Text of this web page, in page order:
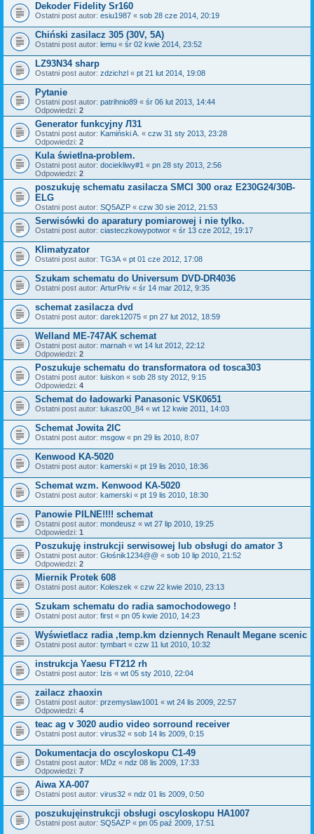
Dekoder Fidelity Sr160
Ostatni post autor: esiu1987 « sob 28 cze 2014, 20:19
Chiński zasilacz 305 (30V, 5A)
Ostatni post autor: lemu « śr 02 kwie 2014, 23:52
LZ93N34 sharp
Ostatni post autor: zdzichzl « pt 21 lut 2014, 19:08
Pytanie
Ostatni post autor: patrihnio89 « śr 06 lut 2013, 14:44
Odpowiedzi: 2
Generator funkcyjny Л31
Ostatni post autor: Kamiński A. « czw 31 sty 2013, 23:28
Odpowiedzi: 2
Kula świetlna-problem.
Ostatni post autor: dociekliwy#1 « pn 28 sty 2013, 2:56
Odpowiedzi: 2
poszukuję schematu zasilacza SMCI 300 oraz E230G24/30B-
ELG
Ostatni post autor: SQ5AZP « czw 30 sie 2012, 21:53
Serwisówki do aparatury pomiarowej i nie tylko.
Ostatni post autor: ciasteczkowypotwor « śr 13 cze 2012, 19:17
Klimatyzator
Ostatni post autor: TG3A « pt 01 cze 2012, 17:08
Szukam schematu do Universum DVD-DR4036
Ostatni post autor: ArturPriv « śr 14 mar 2012, 9:35
schemat zasilacza dvd
Ostatni post autor: darek12075 « pn 27 lut 2012, 18:59
Welland ME-747AK schemat
Ostatni post autor: marnah « wt 14 lut 2012, 22:12
Odpowiedzi: 2
Poszukuje schematu do transformatora od tosca303
Ostatni post autor: luiskon « sob 28 sty 2012, 9:15
Odpowiedzi: 4
Schemat do ładowarki Panasonic VSK0651
Ostatni post autor: lukasz00_84 « wt 12 kwie 2011, 14:03
Schemat Jowita 2IC
Ostatni post autor: msgow « pn 29 lis 2010, 8:07
Kenwood KA-5020
Ostatni post autor: kamerski « pt 19 lis 2010, 18:36
Schemat wzm. Kenwood KA-5020
Ostatni post autor: kamerski « pt 19 lis 2010, 18:30
Panowie PILNE!!!! schemat
Ostatni post autor: mondeusz « wt 27 lip 2010, 19:25
Odpowiedzi: 1
Poszukuję instrukcji serwisowej lub obsługi do amator 3
Ostatni post autor: Głośnik1234@@ « sob 10 lip 2010, 21:52
Odpowiedzi: 2
Miernik Protek 608
Ostatni post autor: Koleszek « czw 22 kwie 2010, 23:13
Szukam schematu do radia samochodowego !
Ostatni post autor: first « pn 05 kwie 2010, 14:23
Wyświetlacz radia ,temp.km dziennych Renault Megane scenic
Ostatni post autor: tymbart « czw 11 lut 2010, 10:32
instrukcja Yaesu FT212 rh
Ostatni post autor: Izis « wt 05 sty 2010, 22:04
zailacz zhaoxin
Ostatni post autor: przemyslaw1001 « wt 24 lis 2009, 22:57
Odpowiedzi: 4
teac ag v 3020 audio video sorround receiver
Ostatni post autor: virus32 « sob 14 lis 2009, 0:15
Dokumentacja do oscyloskopu C1-49
Ostatni post autor: MDz « ndz 08 lis 2009, 17:33
Odpowiedzi: 7
Aiwa XA-007
Ostatni post autor: virus32 « ndz 01 lis 2009, 0:50
poszukujęinstrukcji obsługi oscyloskopu HA1007
Ostatni post autor: SQ5AZP « pn 05 paź 2009, 17:51